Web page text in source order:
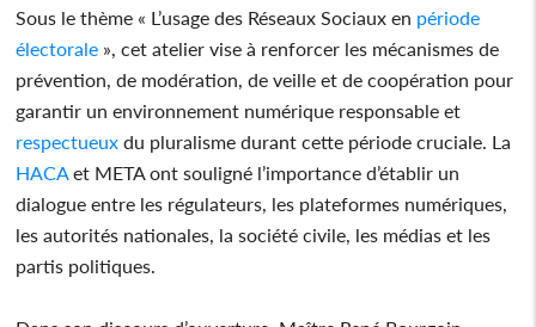
Sous le thème « L’usage des Réseaux Sociaux en période
électorale », cet atelier vise à renforcer les mécanismes de
prévention, de modération, de veille et de coopération pour
garantir un environnement numérique responsable et
respectueux du pluralisme durant cette période cruciale. La
HACA et META ont souligné l’importance d’établir un
dialogue entre les régulateurs, les plateformes numériques,
les autorités nationales, la société civile, les médias et les
partis politiques.